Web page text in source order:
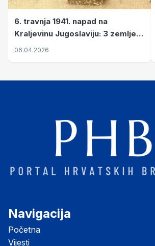
6. travnja 1941. napad na
Kraljevinu Jugoslaviju: 3 zemlje
nastale njenim raspadom
06.04.2026
Navigacija
Početna
Vijesti